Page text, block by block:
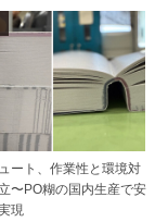
ート、作業性と環境対
〜PO糊の国内生産で安
現